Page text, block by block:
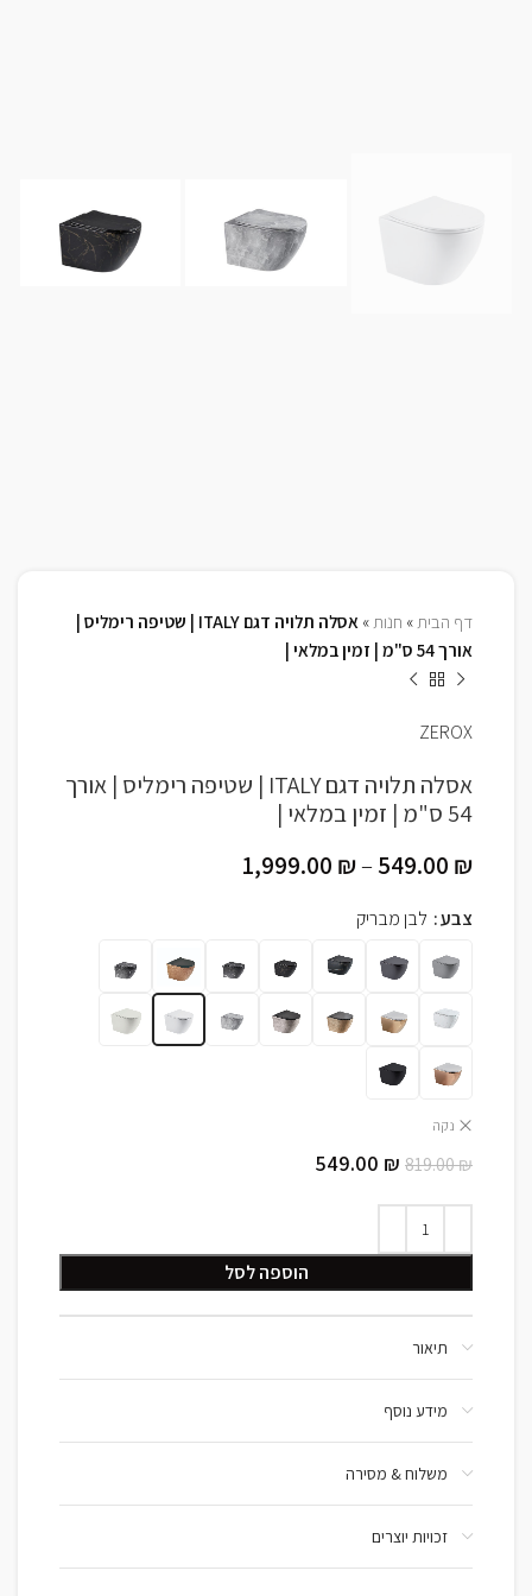
דף הבית» חנות»
אסלה תלויה דגם ITALY | שטיפה רימליס |
אורך 54 ס"מ | זמין במלאי |
ZEROX
אסלה תלויה דגם ITALY | שטיפה רימליס | אורך
54 ס"מ | זמין במלאי |
549.00 ₪
–
1,999.00 ₪
צבע לבן מבריק
נקה
819.00₪
549.00 ₪
הוספה לסל
תיאור
מידע נוסף
משלוח & מסירה
זכויות יוצרים